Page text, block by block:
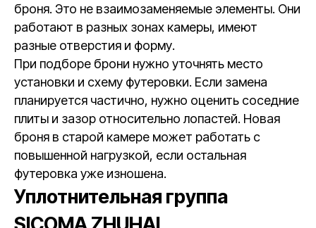
броня. Это не взаимозаменяемые элементы. Они
работают в разных зонах камеры, имеют
разные отверстия и форму.
При подборе брони нужно уточнять место
установки и схему футеровки. Если замена
планируется частично, нужно оценить соседние
плиты и зазор относительно лопастей. Новая
броня в старой камере может работать с
повышенной нагрузкой, если остальная
футеровка уже изношена.
Уплотнительная группа